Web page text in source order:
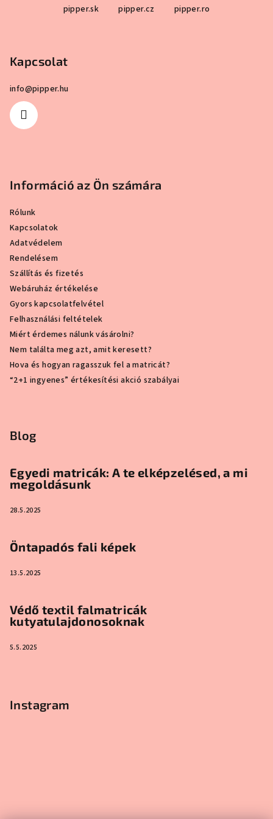
értékelése
5-
5-
pipper.sk pipper.cz pipper.ro
Kapcsolat
info@pipper.hu
Információ az Ön számára
Rólunk
Kapcsolatok
Adatvédelem
Rendelésem
Szállítás és fizetés
Webáruház értékelése
Gyors kapcsolatfelvétel
Felhasználási feltételek
Miért érdemes nálunk vásárolni?
Nem találta meg azt, amit keresett?
Hova és hogyan ragasszuk fel a matricát?
“2+1 ingyenes” értékesítési akció szabályai
Blog
Egyedi matricák: A te elképzelésed, a mi
megoldásunk
28.5.2025
Öntapadós fali képek
13.5.2025
Védő textil falmatricák
kutyatulajdonosoknak
5.5.2025
Instagram